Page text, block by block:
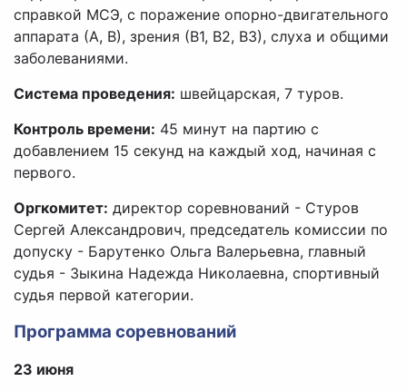
справкой МСЭ, с поражение опорно-двигательного
аппарата (А, В), зрения (В1, В2, В3), слуха и общими
заболеваниями.
Система проведения: швейцарская, 7 туров.
Контроль времени: 45 минут на партию с
добавлением 15 секунд на каждый ход, начиная с
первого.
Оргкомитет: директор соревнований - Стуров
Сергей Александрович, председатель комиссии по
допуску - Барутенко Ольга Валерьевна, главный
судья - Зыкина Надежда Николаевна, спортивный
судья первой категории.
Программа соревнований
23 июня